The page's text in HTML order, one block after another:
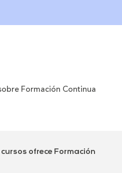
Formación Continua
ofrece Formación